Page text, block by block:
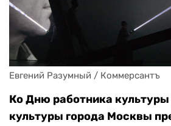
Евгений Разумный / Коммерсантъ
Ко Дню работника
культуры города Москвы